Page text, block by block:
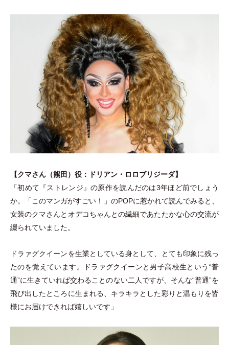
【クマさん （熊田 ） 役：ドリアン ・ ロロブリジーダ】
「初めて『ストレンジ』の原作を読んだのは3年ほど前でしょう
か。
「 このマンガがすごい！ 」 のPOPに惹かれて読んでみると、
女装のクマさんとオデコちゃんとの繊細であたたかな心の交流が
綴られていました。
ドラァグクイーンを生業としている身として、とても印象に残っ
たのを覚えています。ドラァグクイーンと男子高校生という“普
通”に生きていれば交わることのない二人ですが、そんな“普通”を
飛び出したところに生まれる、キラキラとした彩りと温もりを皆
様にお届けできれば嬉しいです 」